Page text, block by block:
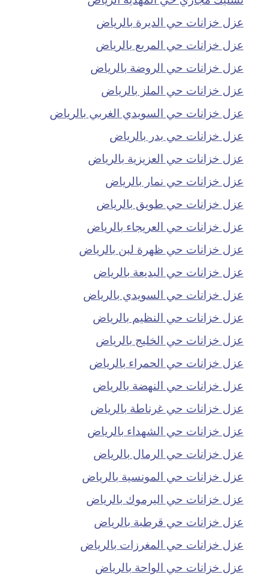
عزل خزانات حي الديرة بالرياض
عزل خزانات حي المربع بالرياض
عزل خزانات حي الروضة بالرياض
عزل خزانات حي الملز بالرياض
عزل خزانات حي السويدي الغربي بالرياض
عزل خزانات حي بدر بالرياض
عزل خزانات حي العزيزية بالرياض
عزل خزانات حي نمار بالرياض
عزل خزانات حي طويق بالرياض
عزل خزانات حي العريجاء بالرياض
عزل خزانات حي ظهرة لبن بالرياض
عزل خزانات حي البديعة بالرياض
عزل خزانات حي السويدي بالرياض
عزل خزانات حي النظيم بالرياض
عزل خزانات حي الخليج بالرياض
عزل خزانات حي الحمراء بالرياض
عزل خزانات حي النهضة بالرياض
عزل خزانات حي غرناطة بالرياض
عزل خزانات حي الشهداء بالرياض
عزل خزانات حي الرمال بالرياض
عزل خزانات حي المونسية بالرياض
عزل خزانات حي اليرموك بالرياض
عزل خزانات حي قرطبة بالرياض
عزل خزانات حي المغرزات بالرياض
عزل خزانات حي الواحة بالرياض